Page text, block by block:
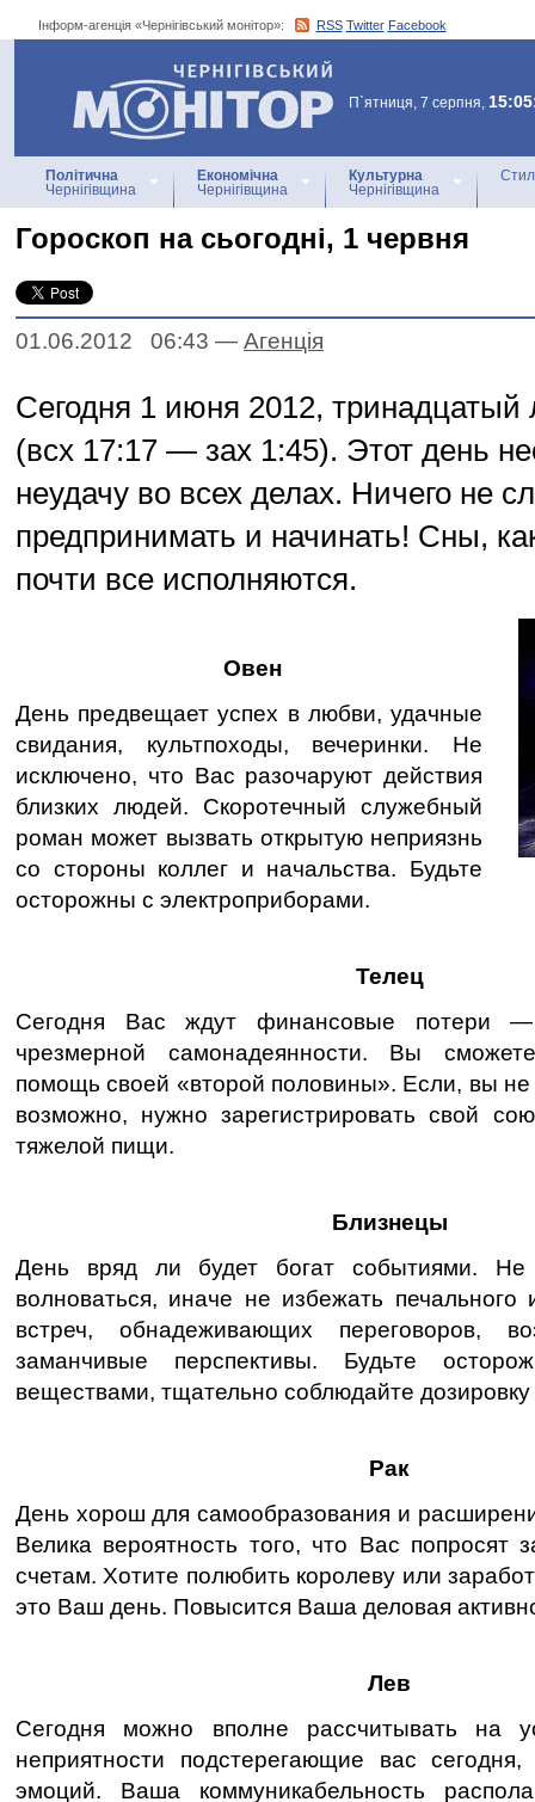
Інформ-агенція «Чернігівський монітор»: RSS Twitter Facebook
Інформ-агенція
«Чернігівський монітор»
П`ятниця, 7 серпня,
Політична
Чернігівщина
Економічна
Чернігівщина
Культурна
Чернігівщина
Гороскоп на сьогодні, 1 червня
01.06.2012 06:43 — Агенцiя
Сегодня 1 июня 2012, тринадцатый
(всх 17:17 — зах 1:45). Этот день
неудачу во всех делах. Ничего не
предпринимать и начинать! Сны,
почти все исполняются.
Овен
День предвещает успех в любви, удачные
свидания, культпоходы, вечеринки. Не
исключено, что Вас разочаруют действия
близких людей. Скоротечный служебный
роман может вызвать открытую неприязнь
со стороны коллег и начальства. Будьте
осторожны с электроприборами.
Телец
Сегодня Вас ждут финансовые потери
чрезмерной самонадеянности. Вы
помощь своей «второй половины». Если, вы не
возможно, нужно зарегистрировать свой
тяжелой пищи.
Близнецы
День вряд ли будет богат событиями. Не
волноваться, иначе не избежать печального
встреч, обнадеживающих переговоров,
заманчивые перспективы. Будьте
веществами, тщательно соблюдайте дозировку
Рак
День хорош для самообразования и
Велика вероятность того, что Вас попросят
счетам. Хотите полюбить королеву или
это Ваш день. Повысится Ваша деловая
Лев
Сегодня можно вполне рассчитывать на
неприятности подстерегающие вас
эмоций. Ваша коммуникабельность